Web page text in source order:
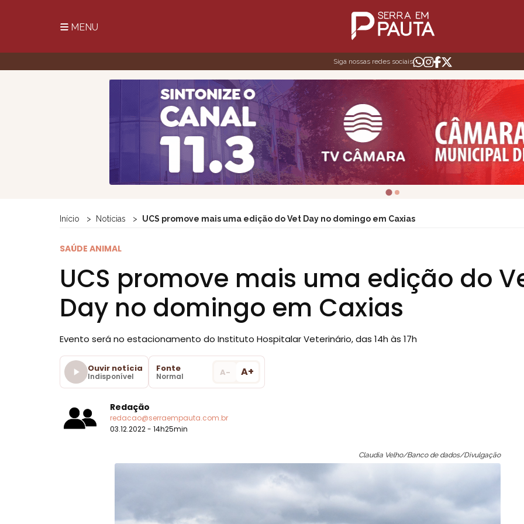
MENU
Siga nossas redes sociais
Início Notícias UCS promove mais uma edição do Vet Day no domingo em Caxias
SAÚDE ANIMAL
UCS promove mais uma edição do
Day no domingo em Caxias
Evento será no estacionamento do Instituto Hospitalar Veterinário, das 14h às 17h
Ouvir notícia
Indisponível
Fonte
Normal A- A+
Redação
redacao@serraempauta.com.br
03.12.2022 - 14h25min
Claudia Velho/Banco de dados/Divulgação